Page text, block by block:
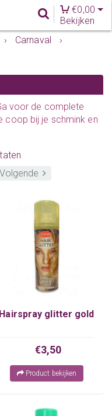
€0,00
Bekijken
› Carnaval
›
voor de complete
coop bij je schmink en
Volgende
Hairspray glitter gold
€3,50
Product bekijken